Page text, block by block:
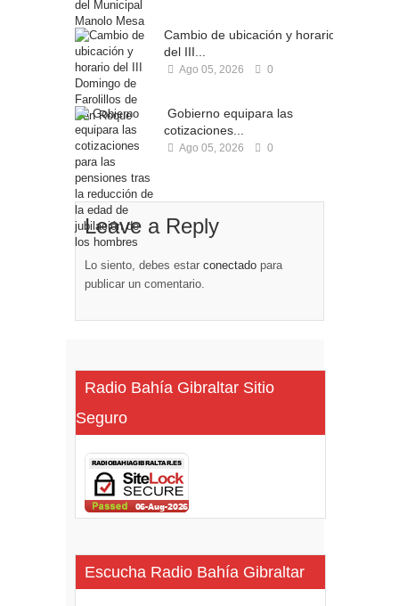
Cambio de ubicación y horario
del III...
Ago 05, 2026 0
Gobierno equipara las
cotizaciones...
Ago 05, 2026 0
Leave a Reply
Lo siento, debes estar conectado para
publicar un comentario.
Radio Bahía Gibraltar Sitio
Seguro
Escucha Radio Bahía Gibraltar